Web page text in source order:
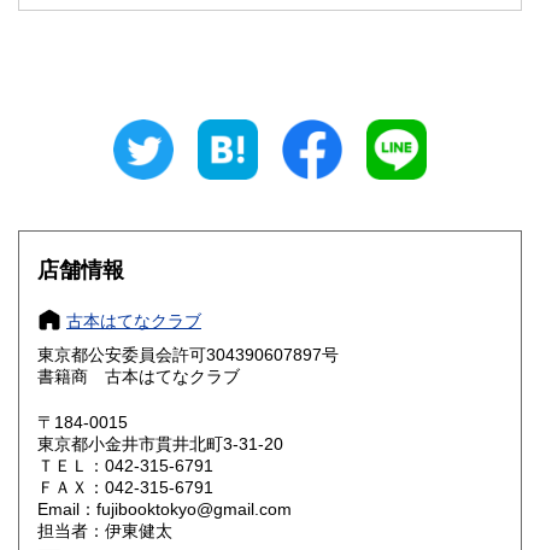
180円 三重県
大阪府
奈良県
鳥取県 180円 島根県
岡山県
山口県 180円
香川県 180円
店舗情報
古本はてなクラブ
東京都公安委員会許可304390607897号
書籍商 古本はてなクラブ
〒184-0015
東京都小金井市貫井北町3-31-20
ＴＥＬ：042-315-6791
ＦＡＸ：042-315-6791
Email：fujibooktokyo@gmail.com
担当者：伊東健太